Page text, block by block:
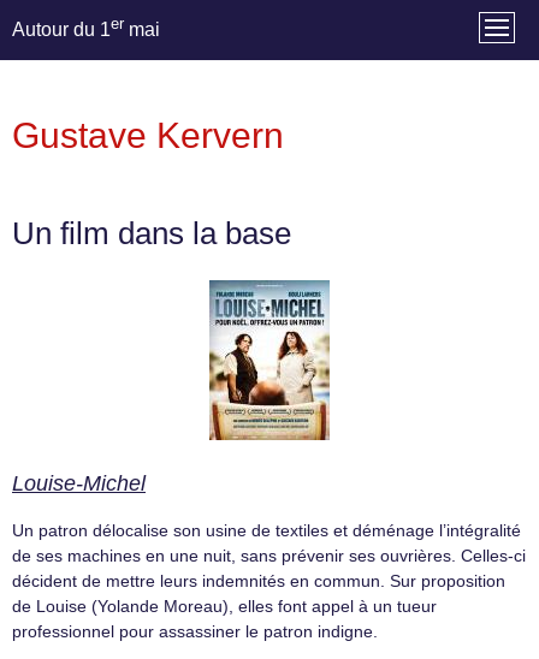
Autour du 1er mai
Gustave Kervern
Un film dans la base
Louise-Michel
Un patron délocalise son usine de textiles et déménage l’intégralité
de ses machines en une nuit, sans prévenir ses ouvrières. Celles-ci
décident de mettre leurs indemnités en commun. Sur proposition
de Louise (Yolande Moreau), elles font appel à un tueur
professionnel pour assassiner le patron indigne.